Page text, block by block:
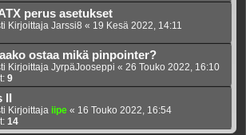
perus asetukset
Kirjoittaja Jarssi8 « 19 Kesä 2022, 14:11
ostaa mikä pinpointer?
Kirjoittaja JyrpäJooseppi « 26 Touko 2022, 16:10
9
Kirjoittaja iipe « 16 Touko 2022, 16:54
14